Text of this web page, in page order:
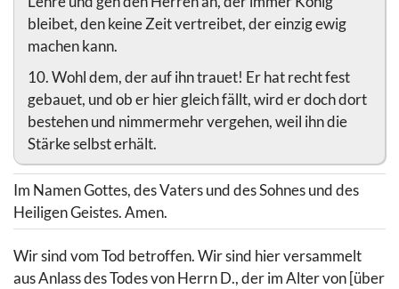
bleibet, den keine Zeit vertreibet, der einzig ewig
machen kann.
10. Wohl dem, der auf ihn trauet! Er hat recht fest
gebauet, und ob er hier gleich fällt, wird er doch dort
bestehen und nimmermehr vergehen, weil ihn die
Stärke selbst erhält.
Im Namen Gottes, des Vaters und des Sohnes und des
Heiligen Geistes. Amen.
Wir sind vom Tod betroffen. Wir sind hier versammelt
aus Anlass des Todes von Herrn D., der im Alter von [über